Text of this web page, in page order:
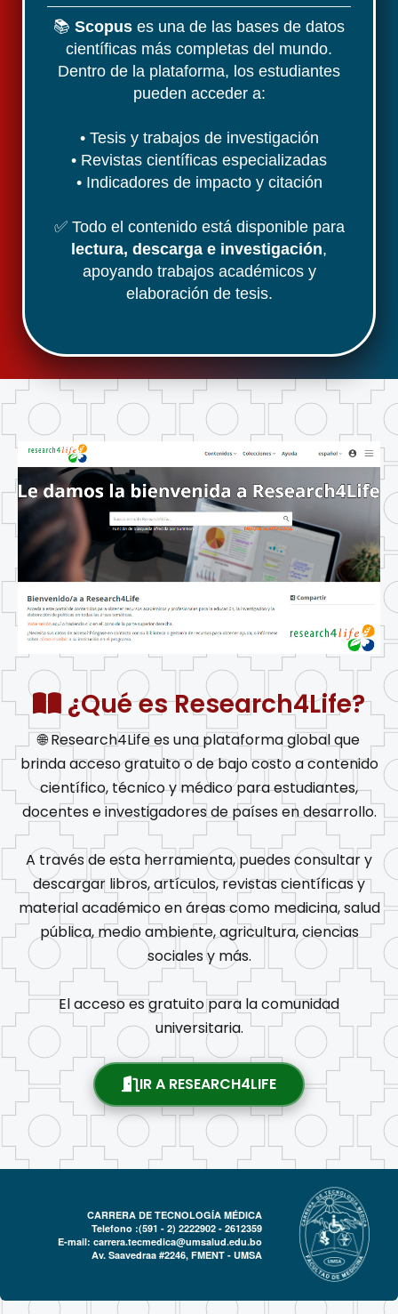
📚 Scopus es una de las bases de datos
científicas más completas del mundo.
Dentro de la plataforma, los estudiantes
pueden acceder a:
• Tesis y trabajos de investigación
• Revistas científicas especializadas
• Indicadores de impacto y citación
✅ Todo el contenido está disponible para
lectura, descarga e investigación,
apoyando trabajos académicos y
elaboración de tesis.
¿Qué es Research4Life?
🌐 Research4Life es una plataforma global que
brinda acceso gratuito o de bajo costo a contenido
científico, técnico y médico para estudiantes,
docentes e investigadores de países en desarrollo.
A través de esta herramienta, puedes consultar y
descargar libros, artículos, revistas científicas y
material académico en áreas como medicina, salud
pública, medio ambiente, agricultura, ciencias
sociales y más.
El acceso es gratuito para la comunidad
universitaria.
IR A RESEARCH4LIFE
CARRERA DE TECNOLOGÍA MÉDICA
Telefono :(591 - 2) 2222902 - 2612359
E-mail: carrera.tecmedica@umsalud.edu.bo
Av. Saavedraa #2246, FMENT - UMSA